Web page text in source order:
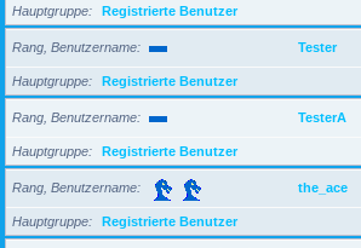
Hauptgruppe Registrierte Benutzer
Rang, Benutzername Tester
Hauptgruppe Registrierte Benutzer
Rang, Benutzername TesterA
Hauptgruppe Registrierte Benutzer
Rang, Benutzername the_ace
Hauptgruppe Registrierte Benutzer